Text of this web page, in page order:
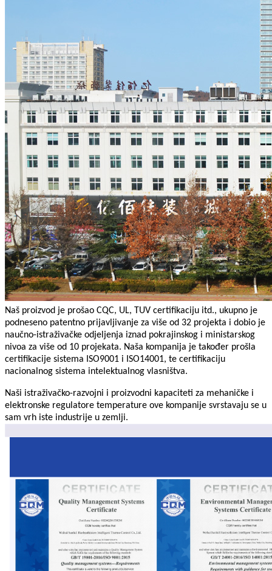
Naš proizvod je prošao CQC, UL, TUV certifikaciju itd., ukupno je
podneseno patentno prijavljivanje za više od 32 projekta i dobio je
naučno-istraživačke odjeljenja iznad pokrajinskog i ministarskog
nivoa za više od 10 projekata. Naša kompanija je također prošla
certifikacije sistema ISO9001 i ISO14001, te certifikaciju
nacionalnog sistema intelektualnog vlasništva.
Naši istraživačko-razvojni i proizvodni kapaciteti za mehaničke i
elektronske regulatore temperature ove kompanije svrstavaju se u
sam vrh iste industrije u zemlji.